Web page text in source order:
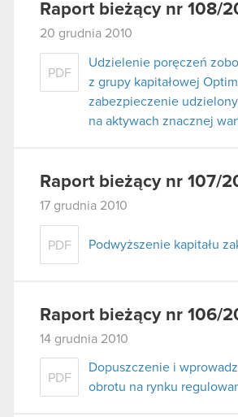
Raport bieżący nr 108/
20 grudnia 2010
PDF
Udzielenie poręczeń
z grupy kapitałowej
zabezpieczenie
na aktywach znacznej
Raport bieżący nr 107/
17 grudnia 2010
PDF Podwyższenie kapitału
Raport bieżący nr 106/
14 grudnia 2010
PDF
Dopuszczenie i
obrotu na rynku